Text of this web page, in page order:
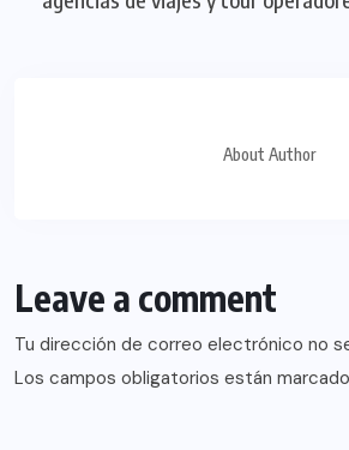
About Author
Leave a comment
Tu dirección de correo electrónico no
Los campos obligatorios están